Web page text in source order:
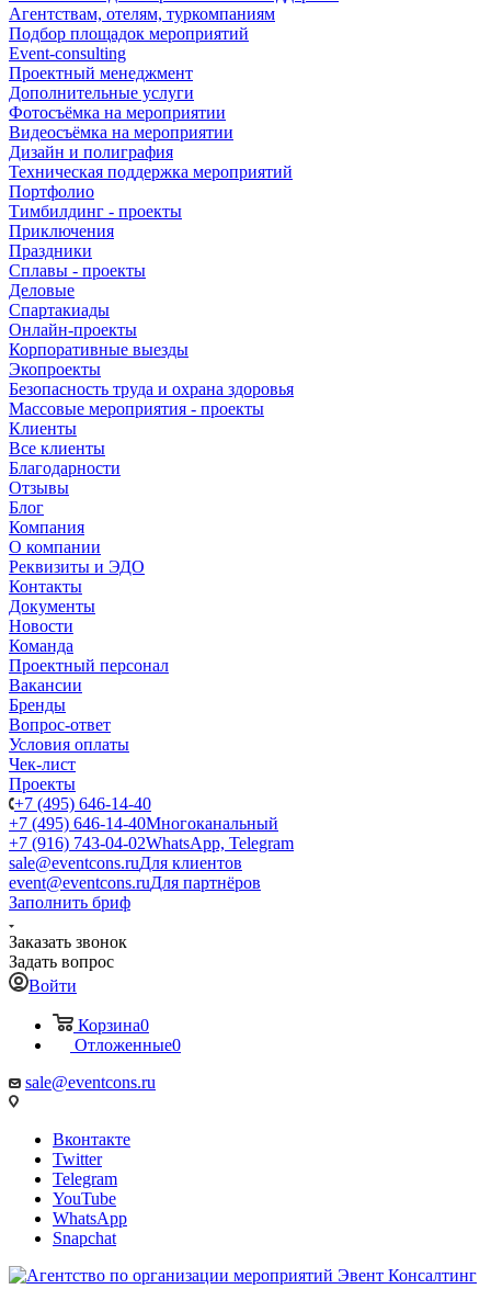
Агентствам, отелям, туркомпаниям
Подбор площадок мероприятий
Event-consulting
Проектный менеджмент
Дополнительные услуги
Фотосъёмка на мероприятии
Видеосъёмка на мероприятии
Дизайн и полиграфия
Техническая поддержка мероприятий
Портфолио
Тимбилдинг - проекты
Приключения
Праздники
Сплавы - проекты
Деловые
Спартакиады
Онлайн-проекты
Корпоративные выезды
Экопроекты
Безопасность труда и охрана здоровья
Массовые мероприятия - проекты
Клиенты
Все клиенты
Благодарности
Отзывы
Блог
Компания
О компании
Реквизиты и ЭДО
Контакты
Документы
Новости
Команда
Проектный персонал
Вакансии
Бренды
Вопрос-ответ
Условия оплаты
Чек-лист
Проекты
+7 (495) 646-14-40
+7 (495) 646-14-40Многоканальный
+7 (916) 743-04-02WhatsApp, Telegram
sale@eventcons.ruДля клиентов
event@eventcons.ruДля партнёров
Заполнить бриф
Заказать звонок
Задать вопрос
Войти
Корзина0
Отложенные0
sale@eventcons.ru
Вконтакте
Twitter
Telegram
YouTube
WhatsApp
Snapchat